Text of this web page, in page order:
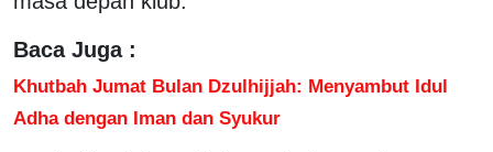
Baca Juga :
Khutbah Jumat Bulan Dzulhijjah: Menyambut Idul
Adha dengan Iman dan Syukur